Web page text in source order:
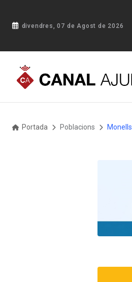
divendres, 07 de Agost de 2026
Portada Poblacions Monells